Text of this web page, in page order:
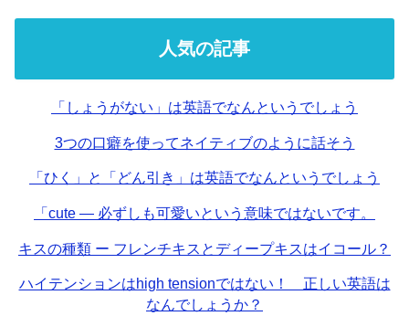
人気の記事
「しょうがない」は英語でなんというでしょう
3つの口癖を使ってネイティブのように話そう
「ひく」と「どん引き」は英語でなんというでしょう
「cute — 必ずしも可愛いという意味ではないです。
キスの種類 ー フレンチキスとディープキスはイコール？
ハイテンションはhigh tensionではない！ 正しい英語は
なんでしょうか？